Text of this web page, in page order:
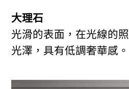
大理石
光滑的表面，在光線的
光澤，具有低調奢華感。